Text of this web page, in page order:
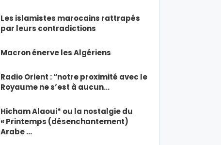
Les islamistes marocains rattrapés
par leurs contradictions
Macron énerve les Algériens
Radio Orient : “notre proximité avec le
Royaume ne s’est à aucun…
Hicham Alaoui* ou la nostalgie du
« Printemps (désenchantement)
Arabe …